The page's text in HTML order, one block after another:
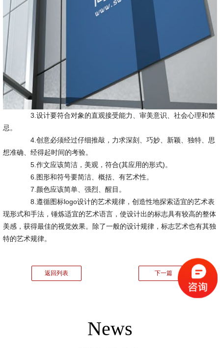
3.设计要符合对象的直观接受能力、审美意识、社会心理和禁
忌。
4.创意必须经过仔细推敲，力求深刻、巧妙、新颖、独特、思
想准确、经得起时间的考验。
5.作文应该简洁，美观，符合(其应用的形式)。
6.图形和符号要简洁、概括、有艺术性。
7.颜色应该简单、强烈、醒目。
8.遵循图标logo设计的艺术规律，创造性地探索适宜的艺术表
现形式和手法，锤炼适宜的艺术语言，使设计出的标志具有较高的整体
美感，获得最佳的视觉效果。除了一般的设计规律，标志艺术也有其独
特的艺术规律。
返回列表 下一篇
News